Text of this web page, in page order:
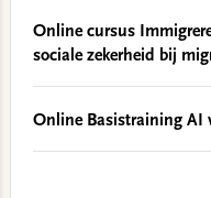
Online cursus
sociale zekerheid bij
Online Basistraining AI